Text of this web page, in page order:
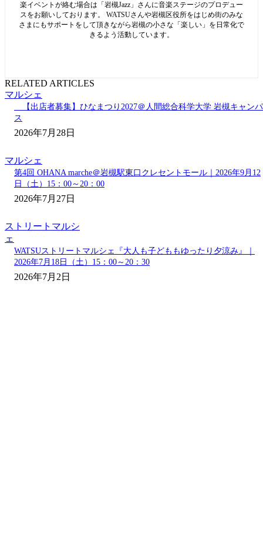
楽イベントが絡む場合は「岩槻Jazz」さんに音楽ステージのプロデュー
スをお願いしております。 WATSUさんや岩槻区役所をはじめ街のみな
さまにもサポートをして頂きながら岩槻の小さな「楽しい」を日常化で
きるよう活動しています。
RELATED ARTICLES
マルシェ
【出店者募集】ひなまつり2027＠人間総合科学大学 岩槻キャンパ
ス
2026年7月28日
マルシェ
第4回 OHANA marche＠岩槻駅東口クレセントモール｜2026年9月12
日（土）15：00～20：00
2026年7月27日
ストリートマルシ
ェ
WATSUストリートマルシェ『大人も子どももゆったり夕涼み』｜
2026年7月18日（土）15：00～20：30
2026年7月2日